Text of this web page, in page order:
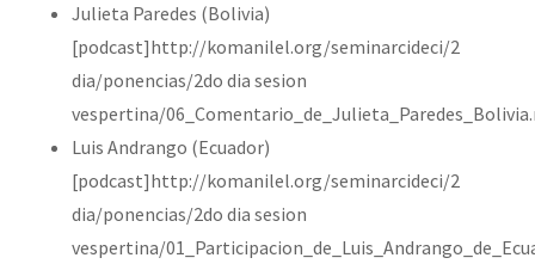
Julieta Paredes (Bolivia)
[podcast]http://komanilel.org/seminarcideci/2
dia/ponencias/2do dia sesion
vespertina/
Luis Andrango (Ecuador)
[podcast]http://komanilel.org/seminarcideci/2
dia/ponencias/2do dia sesion
vespertina/